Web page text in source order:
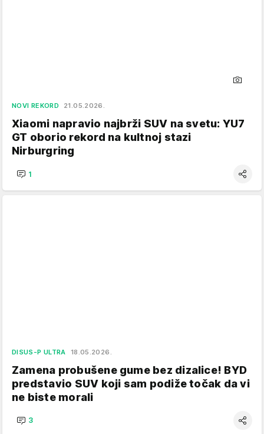
NOVI REKORD 21.05.2026.
Xiaomi napravio najbrži SUV na svetu: YU7
GT oborio rekord na kultnoj stazi
Nirburgring
1
DISUS-P ULTRA 18.05.2026.
Zamena probušene gume bez dizalice! BYD
predstavio SUV koji sam podiže točak da vi
ne biste morali
3